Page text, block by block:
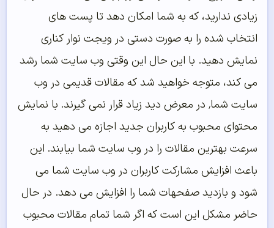
زیادی ندارید، که به شما امکان دهد تا پست های
انتخاب شده را به صورت دستی در ویجت نوار کناری
نمایش دهید. با این حال این وقتی وب سایت شما رشد
می کند، متوجه خواهید شد که مقالات قدیمی در وب
سایت شما٬ در معرض دید زیاد قرار نمی گیرند. با نمایش
محتوای محبوب به کاربران جدید اجازه می دهید به
سرعت بهترین مقالات را در وب سایت شما بیابند. این
باعث افزایش مشارکت کاربران در وب سایت شما می
شود و بازدید صفحهات شما را افزایش می دهد. در حال
حاضر مشکل این است که اگر شما تمام مقالات محبوب